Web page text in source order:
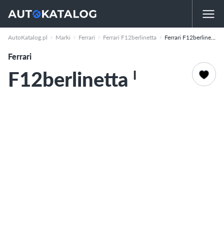
AutoKatalog.pl Marki Ferrari Ferrari F12berlinetta Ferrari F12berlinetta
Ferrari
F12berlinetta I